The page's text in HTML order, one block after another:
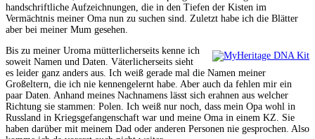
handschriftliche Aufzeichnungen, die in den Tiefen der Kisten im
Vermächtnis meiner Oma nun zu suchen sind. Zuletzt habe ich die Blätter
aber bei meiner Mum gesehen.
Bis zu meiner Uroma mütterlicherseits kenne ich
soweit Namen und Daten. Väterlicherseits sieht
es leider ganz anders aus. Ich weiß gerade mal die Namen meiner
Großeltern, die ich nie kennengelernt habe. Aber auch da fehlen mir ein
paar Daten. Anhand meines Nachnamens lässt sich erahnen aus welcher
Richtung sie stammen: Polen. Ich weiß nur noch, dass mein Opa wohl in
Russland in Kriegsgefangenschaft war und meine Oma in einem KZ. Sie
haben darüber mit meinem Dad oder anderen Personen nie gesprochen. Also